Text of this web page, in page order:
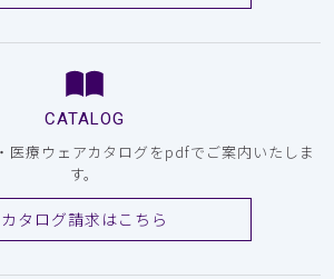
CATALOG
医療ウェアカタログをpdfでご案内いたしま
す。
カタログ請求はこちら